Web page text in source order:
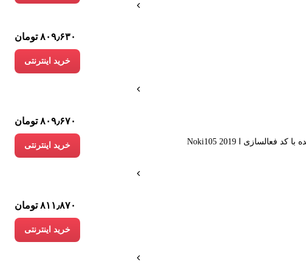
۸۰۹٫۶۳۰ تومان
خرید اینترنتی
۸۰۹٫۶۷۰ تومان
خرید اینترنتی
۸۱۱٫۸۷۰ تومان
خرید اینترنتی